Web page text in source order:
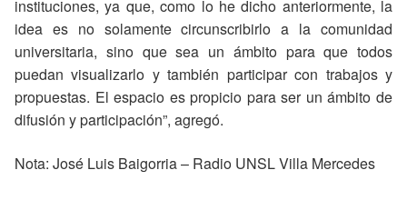
instituciones, ya que, como lo he dicho anteriormente, la
idea es no solamente circunscribirlo a la comunidad
universitaria, sino que sea un ámbito para que todos
puedan visualizarlo y también participar con trabajos y
propuestas. El espacio es propicio para ser un ámbito de
difusión y participación”, agregó.
Nota: José Luis Baigorria – Radio UNSL Villa Mercedes